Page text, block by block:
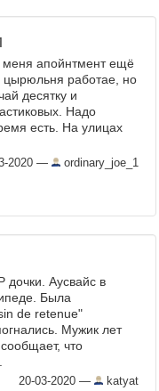
меня апойнтмент ещё
цырюльня работае, но
десятку и
Надо
есть. На улицах
2020 — ordinary_joe_1
дочки. Аусвайс в
Была
de retenue"
Мужик лет
что
20-03-2020 — katyat